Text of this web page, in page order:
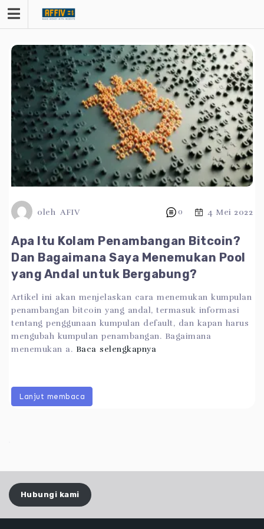
Lewati
ke
konten
oleh AFIV 0 4 Mei 2022
Apa Itu Kolam Penambangan Bitcoin?
Dan Bagaimana Saya Menemukan Pool
yang Andal untuk Bergabung?
Artikel ini akan menjelaskan cara menemukan kumpulan
penambangan bitcoin yang andal, termasuk informasi
tentang penggunaan kumpulan default, dan kapan harus
mengubah kumpulan penambangan. Bagaimana
menemukan a. Baca selengkapnya
Lanjut membaca
Hubungi kami